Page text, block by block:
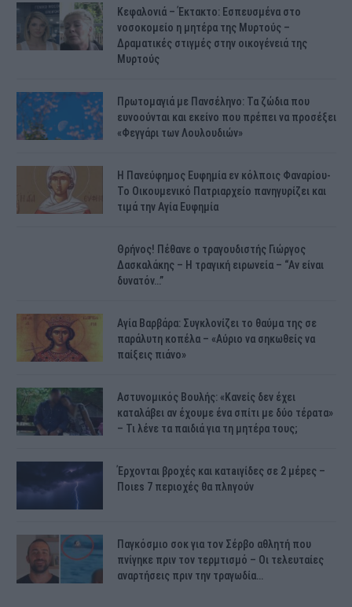
Κεφαλονιά – Έκτακτο: Εσπευσμένα στο
νοσοκομείο η μητέρα της Μυρτούς –
Δραματικές στιγμές στην οικογένειά της
Μυρτούς
Πρωτομαγιά με Πανσέληνο: Τα ζώδια που
ευνοούνται και εκείνο που πρέπει να προσέξει
«Φεγγάρι των Λουλουδιών»
H Πανεύφημος Ευφημία εν κόλποις Φαναρίου-
Το Οικουμενικό Πατριαρχείο πανηγυρίζει και
τιμά την Αγία Ευφημία
Θρήνος! Πέθανε ο τραγουδιστής Γιώργος
Δασκαλάκης – Η τραγική ειρωνεία – “Αν είναι
δυνατόν…”
Αγία Βαρβάρα: Συγκλονίζει το θαύμα της σε
παράλυτη κοπέλα – «Αύριο να σηκωθείς να
παίξεις πιάνο»
Αστυνομικός Bουλής: «Κανείς δεν έχει
καταλάβει αν έχουμε ένα σπίτι με δύο τέρατα»
– Τι λένε τα παιδιά για τη μητέρα τους;
Έρχονται βροχές και κατaιγίδες σε 2 μέpες –
Ποιεs 7 πεpιοχές θα πλnγούν
Παγκόσμιο σοκ για τον Σέρβο αθλητή που
πνίγηκε πριν τον τερμτισμό – Οι τελευταίες
αναρτήσεις πριν την τραγωδία…